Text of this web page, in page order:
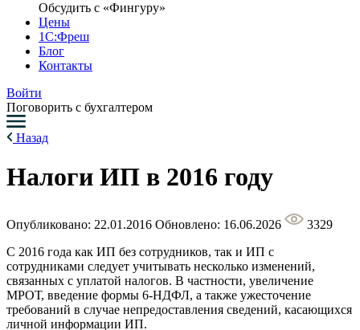
Обсудить с «Фингуру»
Цены
1С:Фреш
Блог
Контакты
Войти
Поговорить с бухгалтером
Назад
Налоги ИП в 2016 году
Опубликовано: 22.01.2016 Обновлено: 16.06.2026
3329
С 2016 года как ИП без сотрудников, так и ИП с
сотрудниками следует учитывать несколько изменений,
связанных с уплатой налогов. В частности, увеличение
МРОТ, введение формы 6-НДФЛ, а также ужесточение
требований в случае непредоставления сведений, касающихся
личной информации ИП.